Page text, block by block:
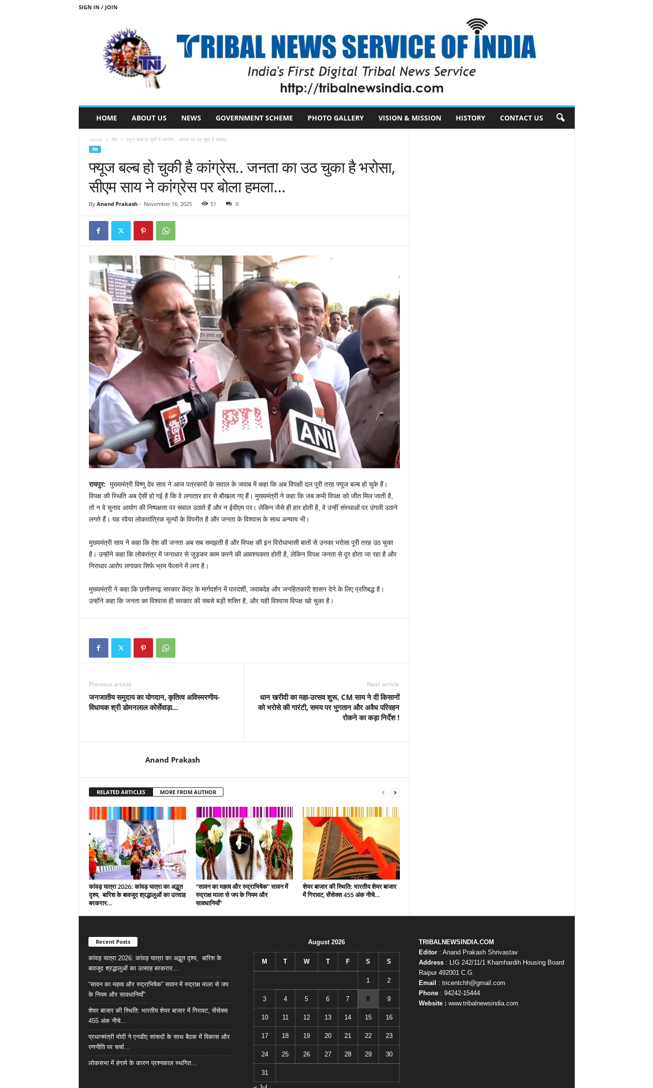
SIGN IN / JOIN
I
HOME ABOUT US NEWS GOVERNMENT SCHEME PHOTO GALLERY VISION & MISSION HISTORY CONTACT US
Home देश फ्यूज बल्ब हो चुकी है कांग्रेस.. जनता का उठ चुका है भरोसा,...
देश
फ्यूज बल्ब हो चुकी है कांग्रेस.. जनता का उठ चुका है भरोसा,
सीएम साय ने कांग्रेस पर बोला हमला…
By Anand Prakash- November 16, 2025 51 0
रायपुर: मुख्यमंत्री विष्णु देव साय ने आज पत्रकारों के सवाल के जवाब में कहा कि अब विपक्षी दल पूरी तरह फ्यूज बल्ब हो चुके हैं।
विपक्ष की स्थिति अब ऐसी हो गई है कि वे लगातार हार से बौखला गए हैं। मुख्यमंत्री ने कहा कि जब कभी विपक्ष को जीत मिल जाती है,
तो न वे चुनाव आयोग की निष्पक्षता पर सवाल उठाते हैं और न ईवीएम पर। लेकिन जैसे ही हार होती है, वे उन्हीं संस्थाओं पर उंगली उठाने
लगते हैं। यह रवैया लोकतांत्रिक मूल्यों के विपरीत है और जनता के विश्वास के साथ अन्याय भी।
मुख्यमंत्री साय ने कहा कि देश की जनता अब सब समझती है और विपक्ष की इन विरोधाभासी बातों से उनका भरोसा पूरी तरह उठ चुका
है। उन्होंने कहा कि लोकतंत्र में जनाधार से जुड़कर काम करने की आवश्यकता होती है, लेकिन विपक्ष जनता से दूर होता जा रहा है और
निराधार आरोप लगाकर सिर्फ भ्रम फैलाने में लगा है।
मुख्यमंत्री ने कहा कि छत्तीसगढ़ सरकार केंद्र के मार्गदर्शन में पारदर्शी, जवाबदेह और जनहितकारी शासन देने के लिए प्रतिबद्ध है।
उन्होंने कहा कि जनता का विश्वास ही सरकार की सबसे बड़ी शक्ति है, और यही विश्वास विपक्ष खो चुका है।
Previous article
जनजातीय समुदाय का योगदान, कृतित्व अविस्मरणीय-
विधायक श्री डोमनलाल कोर्सेवाड़ा…
Next article
धान खरीदी का महा-उत्सव शुरू, CM साय ने दी किसानों
को भरोसे की गारंटी, समय पर भुगतान और अवैध परिवहन
रोकने का कड़ा निर्देश !
Anand Prakash
RELATED ARTICLES MORE FROM AUTHOR
कांवड़ यात्रा 2026: कांवड़ यात्रा का अद्भुत
दृश्य, बारिश के बावजूद श्रद्धालुओं का उत्साह
बरकरार…
“सावन का महत्व और रुद्राभिषेक” सावन में
रुद्राक्ष माला से जप के नियम और
सावधानियाँ”
शेयर बाजार की स्थिति: भारतीय शेयर बाजार
में गिरावट, सेंसेक्स 455 अंक नीचे…
Recent Posts
कांवड़ यात्रा 2026: कांवड़ यात्रा का अद्भुत दृश्य, बारिश के
बावजूद श्रद्धालुओं का उत्साह बरकरार…
“सावन का महत्व और रुद्राभिषेक” सावन में रुद्राक्ष माला से जप
के नियम और सावधानियाँ”
शेयर बाजार की स्थिति: भारतीय शेयर बाजार में गिरावट, सेंसेक्स
455 अंक नीचे…
प्रधानमंत्री मोदी ने एनडीए सांसदों के साथ बैठक में विकास और
रणनीति पर चर्चा…
लोकसभा में हंगामे के कारण प्रश्नकाल स्थगित…
August 2026
M T W T F S S
1 2
3 4 5 6 7 8 9
10 11 12 13 14 15 16
17 18 19 20 21 22 23
24 25 26 27 28 29 30
31
TRIBALNEWSINDIA.COM
Editor: Anand Prakash Shrivastav
Address: LIG 242/11/1 Khamhardih Housing Board
Raipur 492001 C.G.
Email
: tricentchh@gmail.com
Phone: 94242-15444
Website : www.tribalnewsindia.com